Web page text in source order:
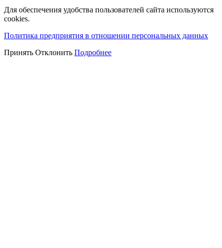
Для обеспечения удобства пользователей сайта используются
cookies.
Политика предприятия в отношении персональных данных
Принять Отклонить Подробнее